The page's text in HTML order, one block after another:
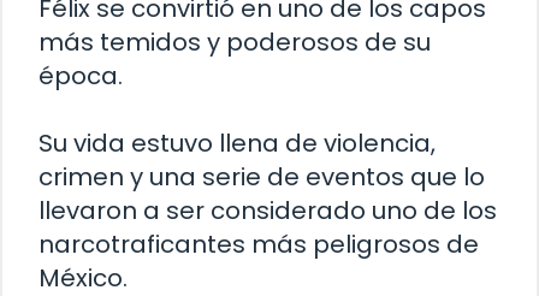
Félix se convirtió en uno de los capos
más temidos y poderosos de su
época.
Su vida estuvo llena de violencia,
crimen y una serie de eventos que lo
llevaron a ser considerado uno de los
narcotraficantes más peligrosos de
México.